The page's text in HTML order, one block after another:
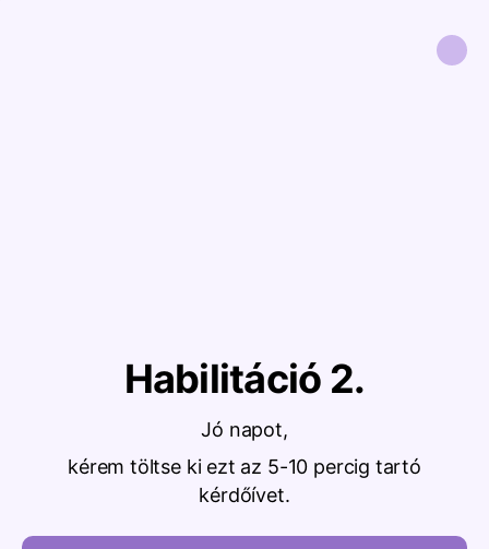
Habilitáció 2.
Jó napot,
kérem töltse ki ezt az 5-10 percig tartó
kérdőívet.